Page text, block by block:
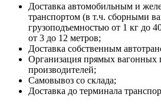
Доставка автомобильным и
транспортом (в т.ч. сборными
грузоподъемностью от 1 кг до
от 3 до 12 метров;
Доставка собственным
Организация прямых вагонных
производителей;
Самовывоз со склада;
Доставка до терминала